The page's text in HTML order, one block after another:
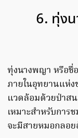
6. ทุ่ง
ทุ่งนางพญา หรือชื่
ภายในอุทยานแห่
แวดล้อมด้วยป่าส
เหมาะสำหรับกา
จะมีสายหมอกลอ